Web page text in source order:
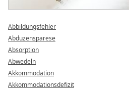
Abbildungsfehler
Abduzensparese
Absorption
Abwedeln
Akkommodation
Akkommodationsdefizit